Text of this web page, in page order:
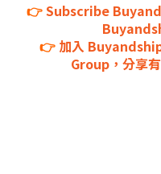
👉Subscribe
👉 加入
Group，分享